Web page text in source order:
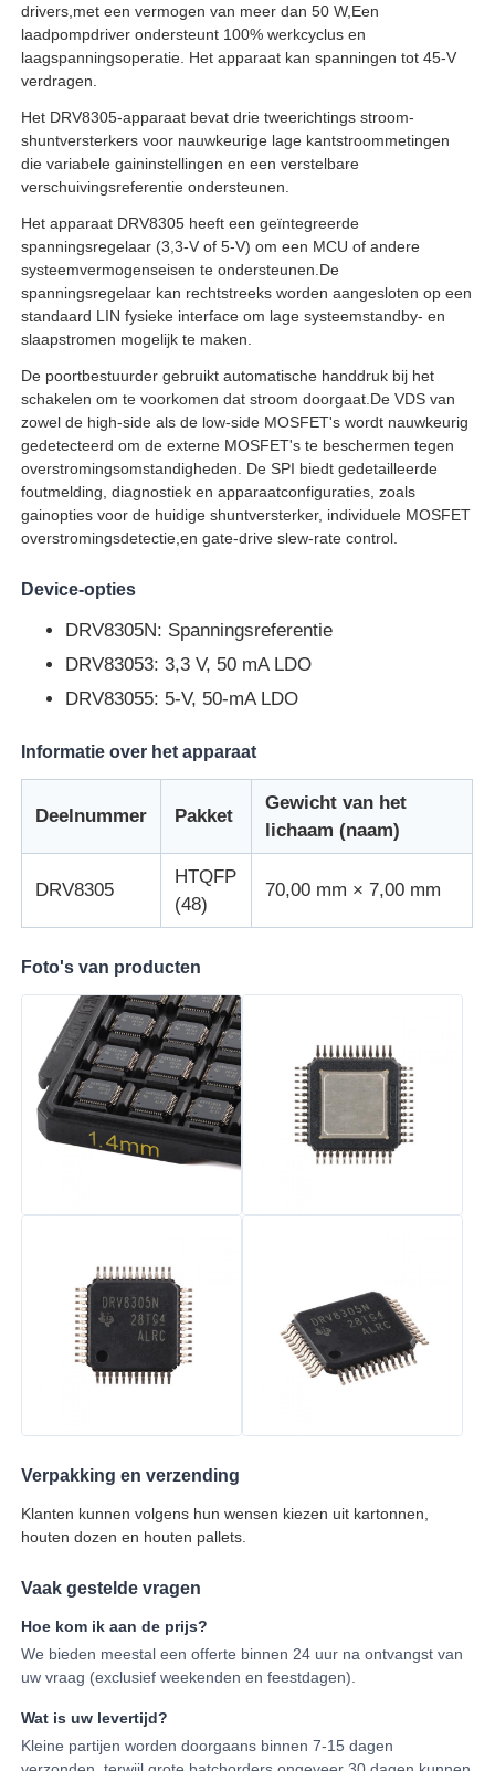
NOR Flash
EPROM-IC
UART IC
ADC DAC
RF-geïntegreerde schakelingen
Elektronische componenten
PLC-programmering
GPS-module
Relais in vaste toestand
Communicatie Antenne
Connector
Power Management Chip
drivers,met een vermogen van meer dan 50 W,Een
laadpompdriver ondersteunt 100% werkcyclus en
laagspanningsoperatie. Het apparaat kan spanningen tot 45-V
verdragen.
Het DRV8305-apparaat bevat drie tweerichtings stroom-
shuntversterkers voor nauwkeurige lage kantstroommetingen
die variabele gaininstellingen en een verstelbare
verschuivingsreferentie ondersteunen.
Het apparaat DRV8305 heeft een geïntegreerde
spanningsregelaar (3,3-V of 5-V) om een MCU of andere
systeemvermogenseisen te ondersteunen.De
spanningsregelaar kan rechtstreeks worden aangesloten op een
standaard LIN fysieke interface om lage systeemstandby- en
slaapstromen mogelijk te maken.
De poortbestuurder gebruikt automatische handdruk bij het
schakelen om te voorkomen dat stroom doorgaat.De VDS van
zowel de high-side als de low-side MOSFET's wordt nauwkeurig
gedetecteerd om de externe MOSFET's te beschermen tegen
overstromingsomstandigheden. De SPI biedt gedetailleerde
foutmelding, diagnostiek en apparaatconfiguraties, zoals
gainopties voor de huidige shuntversterker, individuele MOSFET
overstromingsdetectie,en gate-drive slew-rate control.
Device-opties
DRV8305N: Spanningsreferentie
DRV83053: 3,3 V, 50 mA LDO
DRV83055: 5-V, 50-mA LDO
Informatie over het apparaat
Deelnummer Pakket
Gewicht van het
lichaam (naam)
DRV8305
HTQFP
(48)
70,00 mm × 7,00 mm
Foto's van producten
Verpakking en verzending
Klanten kunnen volgens hun wensen kiezen uit kartonnen,
houten dozen en houten pallets.
Vaak gestelde vragen
Hoe kom ik aan de prijs?
We bieden meestal een offerte binnen 24 uur na ontvangst van
uw vraag (exclusief weekenden en feestdagen).
Wat is uw levertijd?
Kleine partijen worden doorgaans binnen 7-15 dagen